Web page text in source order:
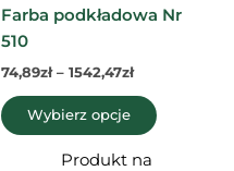
Farba podkładowa Nr
510
74,89zł – 1542,47zł
Wybierz opcje
Produkt na